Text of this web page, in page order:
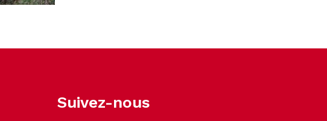
Suivez-nous